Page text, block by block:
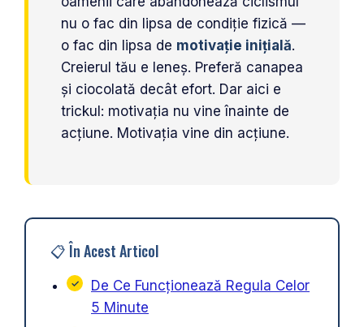
nu o fac din lipsa de condiție fizică —
o fac din lipsa de motivație inițială.
Creierul tău e leneș. Preferă canapea
și ciocolată decât efort. Dar aici e
trickul: motivația nu vine înainte de
acțiune. Motivația vine din acțiune.
📋 În Acest Articol
De Ce Funcționează Regula Celor
5 Minute